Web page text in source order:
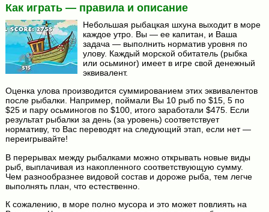
Как играть — правила и описание
Небольшая рыбацкая шхуна выходит в море
каждое утро. Вы — ее капитан, и Ваша
задача — выполнить норматив уровня по
улову. Каждый морской обитатель (рыбка
или осьминог) имеет в игре свой денежный
эквивалент.
Оценка улова производится суммированием этих эквивалентов
после рыбалки. Например, поймали Вы 10 рыб по $15, 5 по
$25 и пару осьминогов по $100, итого заработали $475. Если
результат рыбалки за день (за уровень) соответствует
нормативу, то Вас переводят на следующий этап, если нет —
переигрывайте!
В перерывах между рыбалками можно открывать новые виды
рыб, выплачивая из накопленного соответствующую сумму.
Чем разнообразнее видовой состав и дороже рыба, тем легче
выполнять план, что естественно.
К сожалению, в море полно мусора и это может повлиять на